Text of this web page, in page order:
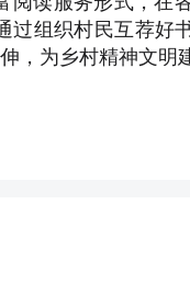
过组织村民互荐好
，为乡村精神文明